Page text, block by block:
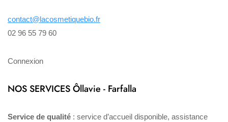
contact@lacosmetiquebio.fr
02 96 55 79 60
Connexion
NOS SERVICES Ôllavie - Farfalla
Service de qualité : service d’accueil disponible, assistance